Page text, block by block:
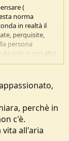
(
norma
in realtà il
perquisite,
persona
solo o con altri,
immediata del
altro fattore utile
giustificazioni e
nelle mani
con gli
che sia ben
come noi.
che continuo
zaino...
perchè in
c'è.
vita all'aria